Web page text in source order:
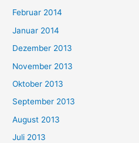
Februar 2014
Januar 2014
Dezember 2013
November 2013
Oktober 2013
September 2013
August 2013
Juli 2013